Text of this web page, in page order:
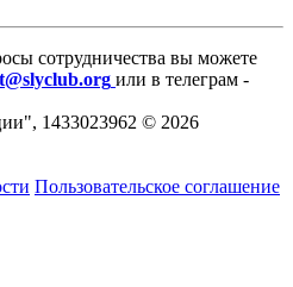
сотрудничества вы можете
или в телеграм -
1433023962 © 2026
Пользовательское соглашение